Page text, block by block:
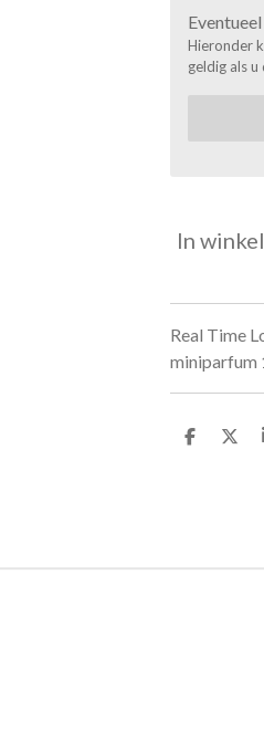
Eventueel
Hieronder
geldig als
In
Real Time
miniparfum
D
D